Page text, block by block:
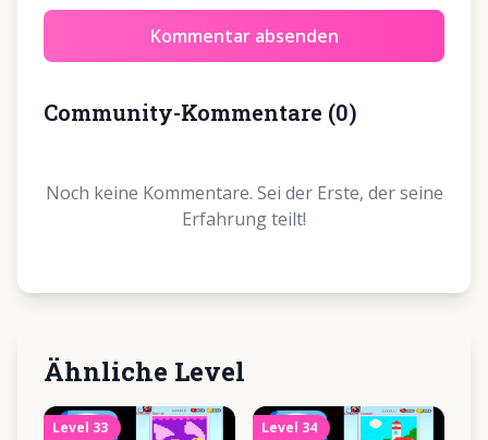
Kommentar absenden
Community-Kommentare (0)
Noch keine Kommentare. Sei der Erste, der seine
Erfahrung teilt!
Ähnliche Level
Level 33 Level 34